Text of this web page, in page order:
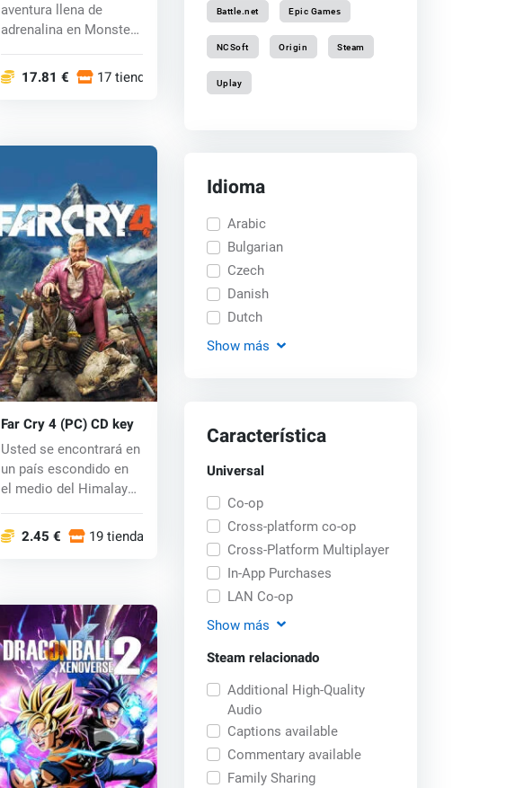
aventura llena de
adrenalina en Monster
17.81 € 17 tiendas
Far Cry 4 (PC) CD key
Usted se encontrará en
un país escondido en
el medio del Himalaya,
2.45 € 19 tiendas
Battle.net Epic Games
NCSoft Origin Steam
Uplay
Idioma
Arabic
Bulgarian
Czech
Danish
Dutch
Show más
Característica
Universal
Co-op
Cross-platform co-op
Cross-Platform Multiplayer
In-App Purchases
LAN Co-op
Show más
Steam relacionado
Additional High-Quality
Audio
Captions available
Commentary available
Family Sharing